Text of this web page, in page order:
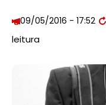
09/05/2016 - 17:52